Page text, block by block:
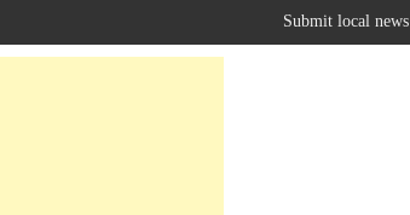
Submit local news